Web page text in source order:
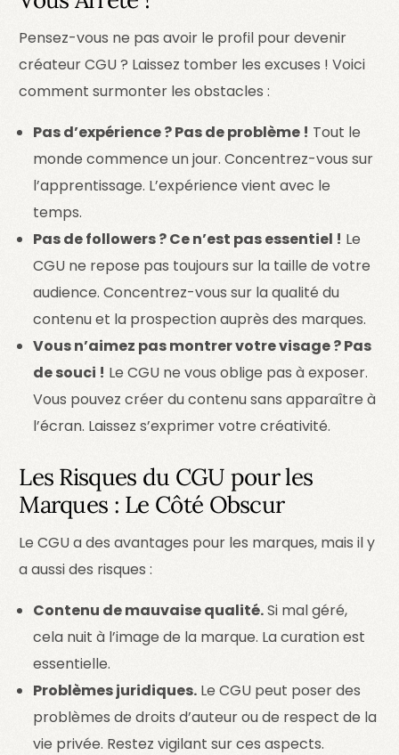
Pensez-vous ne pas avoir le profil pour devenir
créateur CGU ? Laissez tomber les excuses ! Voici
comment surmonter les obstacles :
Pas d’expérience ? Pas de problème ! Tout le
monde commence un jour. Concentrez-vous sur
l’apprentissage. L’expérience vient avec le
temps.
Pas de followers ? Ce n’est pas essentiel ! Le
CGU ne repose pas toujours sur la taille de votre
audience. Concentrez-vous sur la qualité du
contenu et la prospection auprès des marques.
Vous n’aimez pas montrer votre visage ? Pas
de souci ! Le CGU ne vous oblige pas à exposer.
Vous pouvez créer du contenu sans apparaître à
l’écran. Laissez s’exprimer votre créativité.
Les Risques du CGU pour les
Marques : Le Côté Obscur
Le CGU a des avantages pour les marques, mais il y
a aussi des risques :
Contenu de mauvaise qualité.Si mal géré,
cela nuit à l’image de la marque. La curation est
essentielle.
Problèmes juridiques. Le CGU peut poser des
problèmes de droits d’auteur ou de respect de la
vie privée. Restez vigilant sur ces aspects.